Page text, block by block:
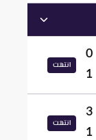
0
1
انتهت
3
1
انتهت